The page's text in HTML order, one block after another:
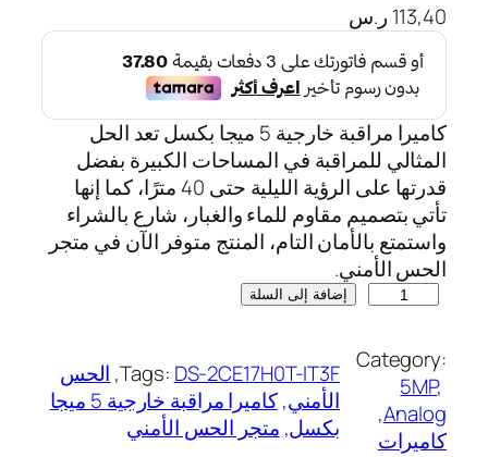
113,40 ر.س
كاميرا مراقبة خارجية 5 ميجا بكسل تعد الحل
المثالي للمراقبة في المساحات الكبيرة بفضل
قدرتها على الرؤية الليلية حتى 40 مترًا، كما إنها
تأتي بتصميم مقاوم للماء والغبار، شارع بالشراء
واستمتع بالأمان التام، المنتج متوفر الآن في متجر
الحس الأمني.
إضافة إلى السلة
Category:
5MP
Analog
,
كاميرات
Tags: DS-2CE17H0T-IT3F
, الحس
الأمني,
كاميرا مراقبة خارجية 5 ميجا
بكسل, متجر الحس الأمني